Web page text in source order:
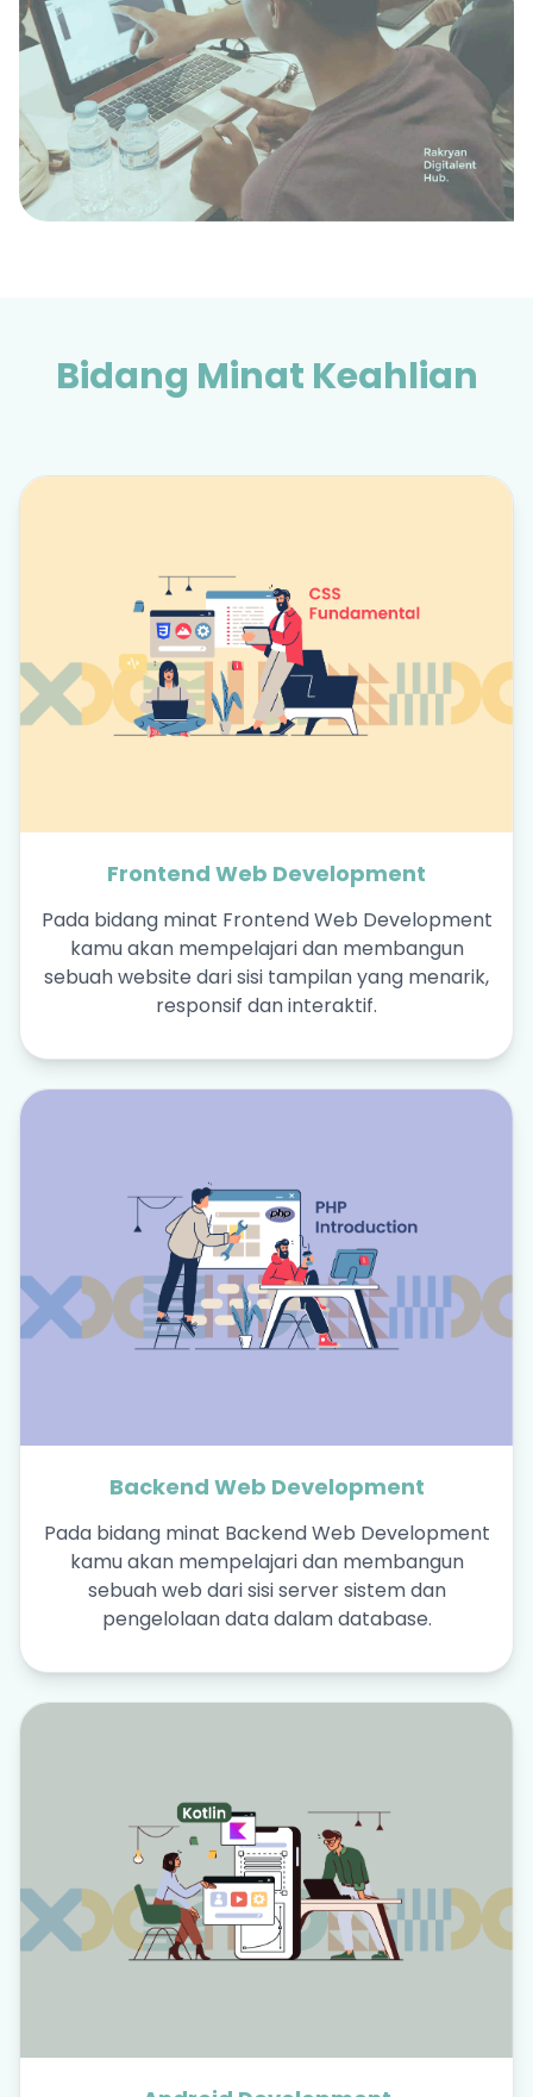
Bidang Minat Keahlian
Frontend Web Development
Pada bidang minat Frontend Web Development
kamu akan mempelajari dan membangun
sebuah website dari sisi tampilan yang menarik,
responsif dan interaktif.
Backend Web Development
Pada bidang minat Backend Web Development
kamu akan mempelajari dan membangun
sebuah web dari sisi server sistem dan
pengelolaan data dalam database.